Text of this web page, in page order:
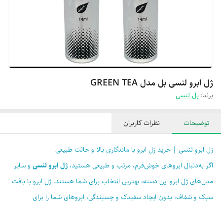
ژل ابرو لنسی بل مدل GREEN TEA
برند: بل لنسی
توضیحات نظرات کاربران
ژل ابرو لنسی | خرید ژل ابرو با ماندگاری بالا و حالت طبیعی
اگر به‌دنبال ابروهای خوش‌فرم، مرتب و طبیعی هستید، ژل ابرو لنسی و سایر
مدل‌های ژل ابرو این دسته، بهترین انتخاب برای شما هستند. ژل ابرو با بافت
سبک و شفاف، بدون ایجاد سفیدک و چسبندگی، ابروهای شما را برای